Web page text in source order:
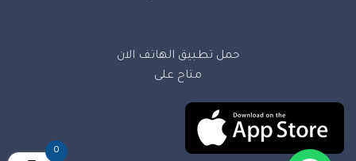
حمل تطبيق الهاتف الان
متاح على
0